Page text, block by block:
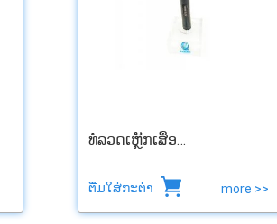
ທໍ່ລວດເຫຼັກເສື່ອ…
ຕື່ມໃສ່ກະຕ່າ more >>